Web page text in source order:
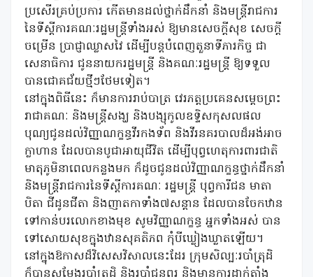
ប្រសើរគ្រប់ប្រការ កើតមានដល់ថ្នាក់ដឹកនាំ និងមន្ត្រីរាជការ
នៃទីស្តីការគណៈរដ្ឋមន្រ្តីទាំងអស់ ឱ្យមានសេចក្តីសុខ សេចក្តី
ចម្រើន ប្រាជ្ញាឈ្លាសវៃ ដើម្បីបន្តបំពេញតួនាទីភារកិច្ច ជា
សេនាធិការ ជូននាយករដ្ឋមន្រ្តី និងគណៈរដ្ឋមន្រ្តី ឱ្យទទួល
បានជោគជ័យថ្មីៗថែមទៀត។
នៅក្នុងពិធីនេះ ក៏មានការរាប់បាត្រ វេរភត្តប្រគេនសម្តេចព្រះ
រាជាគណៈ និងមន្រ្តីសង្ឃ និងបង្សុកូលឧទ្ទិសកុសលផល
បុណ្យជូនដល់វិញ្ញាណក្ខន្ធវីរកងទ័ព និងវីរនគរបាលដ៏អង់អាច
ក្លាហាន ដែលបានបូជាអាយុជីវិត ដើម្បីបុព្វហេតុការពារជាតិ
មាតុភូមិនាពេលកន្លងមក ក៏ដូចជូនដល់វិញ្ញាណក្ខន្ធថ្នាក់ដឹកនាំ
និងមន្ត្រីរាជការនៃទីស្តីការគណៈ រដ្ឋមន្រ្តី បុព្វការីជន មាតា
បិតា ជីដូនជីតា និងញាតកាទាំង៧សន្ដាន ដែលបានចែកឋាន
ទៅកាន់បរលោកខាងមុខ សូមវិញ្ញាណក្ខន្ធ អ្នកទាំងអស់ បាន
ទៅសោយសុខក្នុងឋានសុគតិភព កុំបីឃ្លៀងឃ្លាតឡើយ។
នៅក្នុងឱកាសដ៏វិសេសវិសាលនេះដែរ ក្រុមសិល្បៈរបាំត្រុដិ